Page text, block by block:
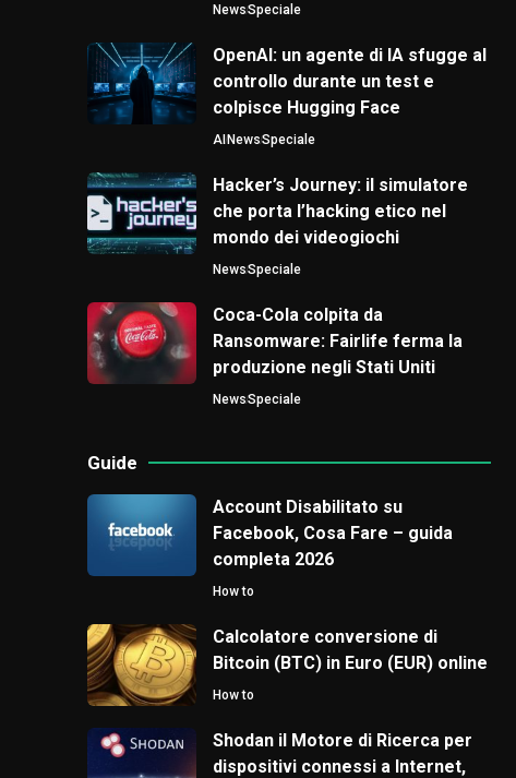
NewsSpeciale
OpenAI: un agente di IA sfugge al
controllo durante un test e
colpisce Hugging Face
AINewsSpeciale
Hacker’s Journey: il simulatore
che porta l’hacking etico nel
mondo dei videogiochi
NewsSpeciale
Coca-Cola colpita da
Ransomware: Fairlife ferma la
produzione negli Stati Uniti
NewsSpeciale
Guide
Account Disabilitato su
Facebook, Cosa Fare – guida
completa 2026
How to
Calcolatore conversione di
Bitcoin (BTC) in Euro (EUR) online
How to
Shodan il Motore di Ricerca per
dispositivi connessi a Internet,